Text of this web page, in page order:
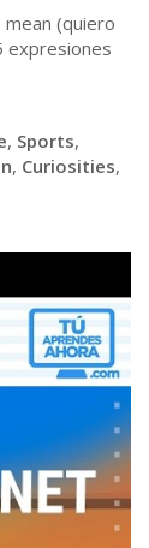
(quiero
expresiones
, Sports,
, Curiosities,